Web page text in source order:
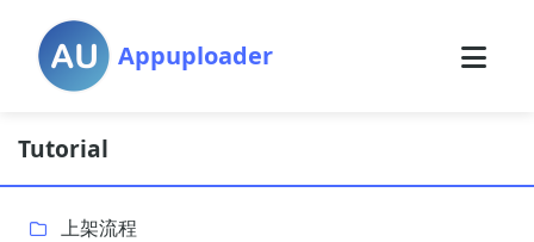
Appuploader
Tutorial
上架流程